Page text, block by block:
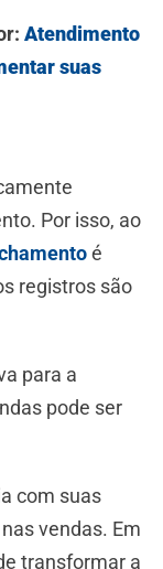
Atendimento
suas
Por isso, ao
é
registros são
para a
pode ser
com suas
vendas. Em
transformar a